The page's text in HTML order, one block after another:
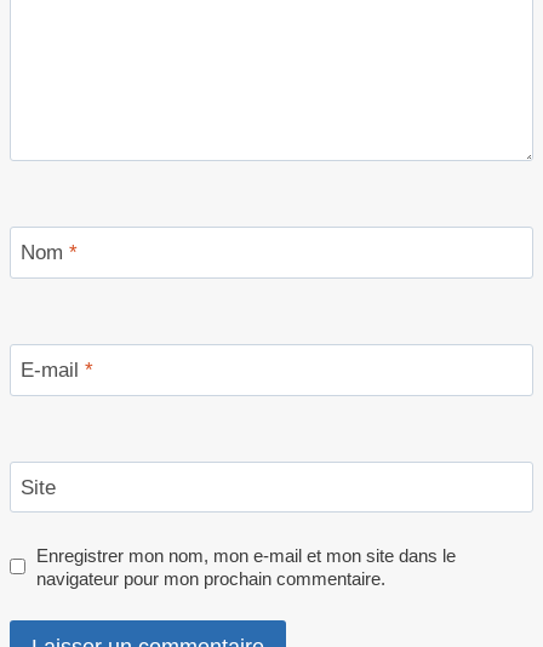
Nom *
E-mail *
Site
Enregistrer mon nom, mon e-mail et mon site dans le
navigateur pour mon prochain commentaire.